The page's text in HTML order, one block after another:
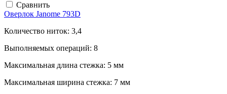
Сравнить
Оверлок Janome 793D
Количество ниток: 3,4
Выполняемых операций: 8
Максимальная длина стежка: 5 мм
Максимальная ширина стежка: 7 мм